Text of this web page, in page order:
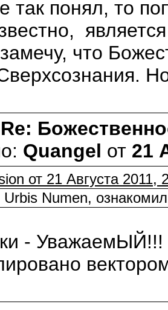
так понял, то
что
Re:
Quangel от 21
от 21 Августа 2011,
Numen,
- УважаемЫЙ!!!